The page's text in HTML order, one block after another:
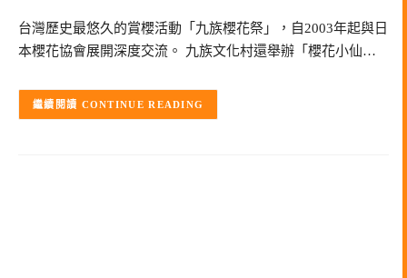
台灣歷史最悠久的賞櫻活動「九族櫻花祭」，自2003年起與日
本櫻花協會展開深度交流。 九族文化村還舉辦「櫻花小仙…
CONTINUE READING